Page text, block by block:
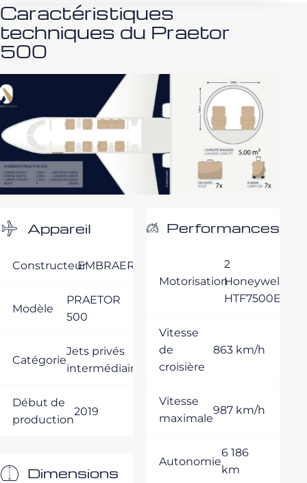
Caractéristiques
techniques du Praetor
500
Appareil
ConstructeurEMBRAER
Modèle
PRAETOR
500
Catégorie
Jets privés
intermédiaires
Début de
production
2019
Dimensions
Performances
Motorisation
2
Honeywell
HTF7500E
Vitesse
de
croisière
863 km/h
Vitesse
maximale
987 km/h
Autonomie
6 186
km